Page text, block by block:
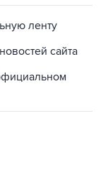
ленту
сайта